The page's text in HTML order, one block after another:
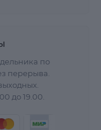
по
перерыва.
до 19.00.